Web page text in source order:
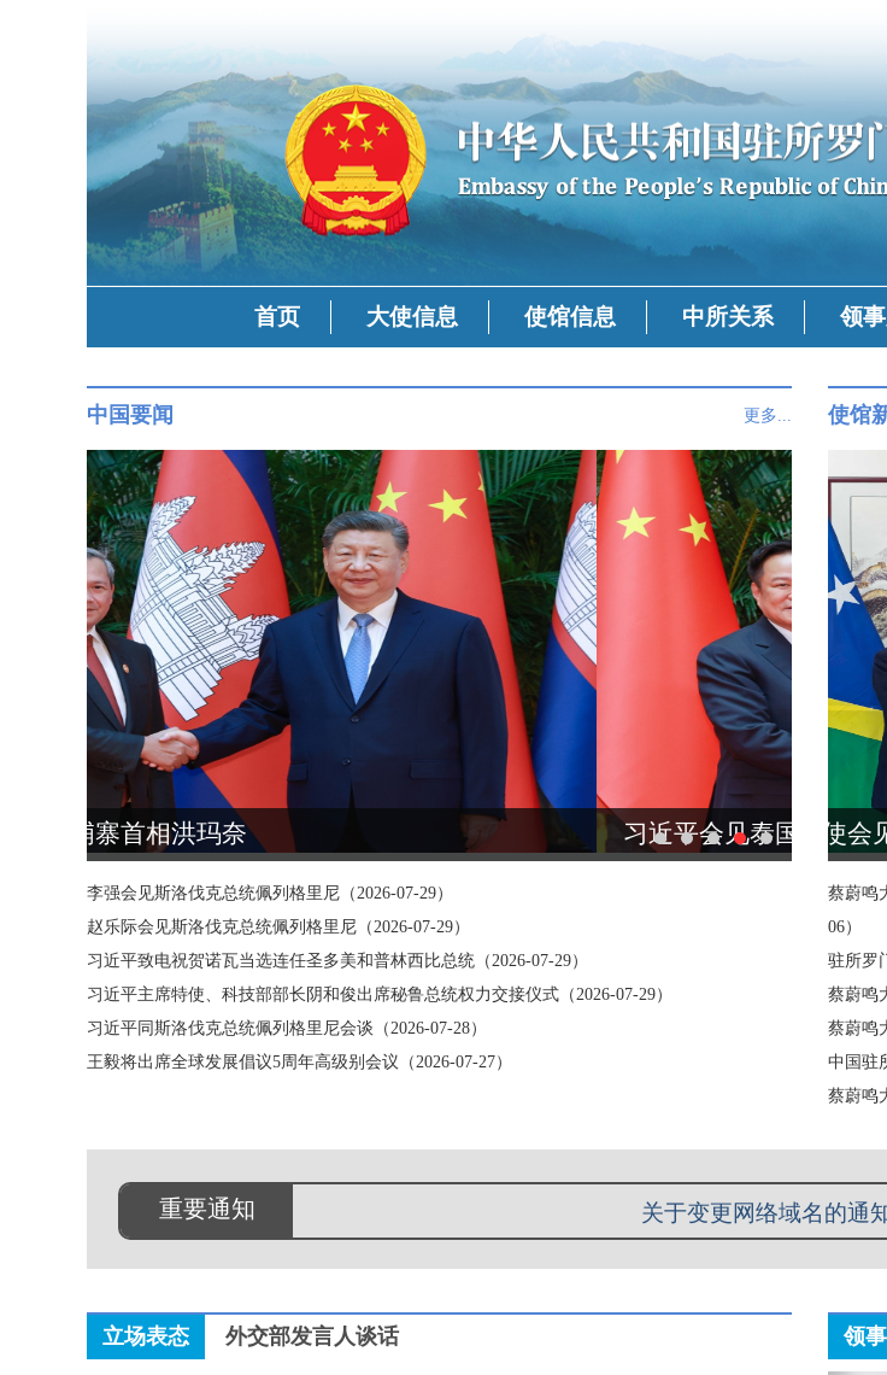
首页 大使信息 使馆信息 中所关系 领
中国要闻 更多...
习近平会见泰国总理阿努廷
李强会见斯洛伐克总统佩列格里尼（2026-07-29）
赵乐际会见斯洛伐克总统佩列格里尼（2026-07-29）
习近平致电祝贺诺瓦当选连任圣多美和普林西比总统（2026-07-29）
习近平主席特使、科技部部长阴和俊出席秘鲁总统权力交接仪式（2026-07-29）
习近平同斯洛伐克总统佩列格里尼会谈（2026-07-28）
王毅将出席全球发展倡议5周年高级别会议（2026-07-27）
使馆
蔡蔚鸣大使会见联合国儿童基金会驻太平洋地区代表哈米什·杨
蔡蔚鸣
06）
驻所罗
蔡蔚鸣
蔡蔚鸣
中国驻
蔡蔚鸣
重要通知
关于变更网络域名的通
重要提醒丨请在所罗门群岛中国公
重要通知丨驻所罗门群岛使馆领事窗口
中所互免签证协定生效
关于变更网络域名的通
立场表态 外交部发言人谈话 领